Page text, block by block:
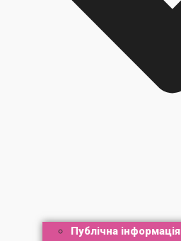
Публічна інформація